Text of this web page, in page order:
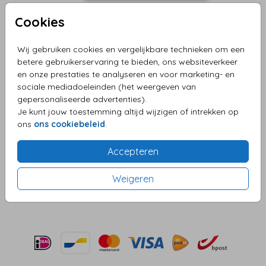
Cookies
Wij gebruiken cookies en vergelijkbare technieken om een
betere gebruikerservaring te bieden, ons websiteverkeer
en onze prestaties te analyseren en voor marketing- en
sociale mediadoeleinden (het weergeven van
gepersonaliseerde advertenties).
Je kunt jouw toestemming altijd wijzigen of intrekken op
ons ons cookiebeleid.
Accepteren
Weigeren
Lichtblauw 12 X 12
Aantal x 1 Prijs:€ 0,45
OMSCHRIJVING
per 1